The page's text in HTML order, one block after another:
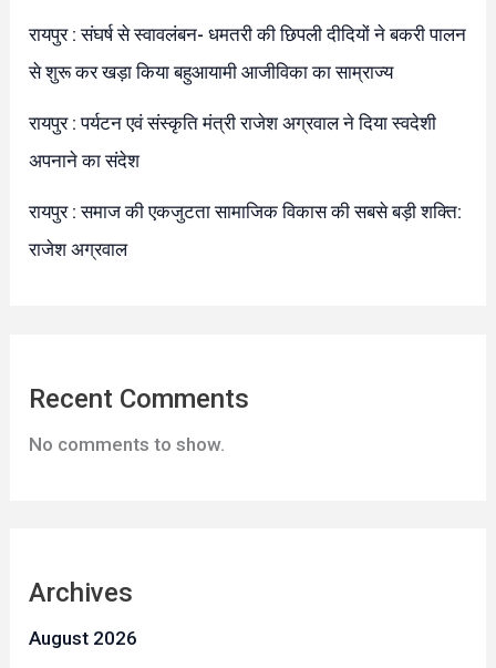
रायपुर : संघर्ष से स्वावलंबन- धमतरी की छिपली दीदियों ने बकरी पालन
से शुरू कर खड़ा किया बहुआयामी आजीविका का साम्राज्य
रायपुर : पर्यटन एवं संस्कृति मंत्री राजेश अग्रवाल ने दिया स्वदेशी
अपनाने का संदेश
रायपुर : समाज की एकजुटता सामाजिक विकास की सबसे बड़ी शक्ति:
राजेश अग्रवाल
Recent Comments
No comments to show.
Archives
August 2026